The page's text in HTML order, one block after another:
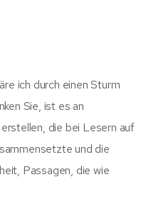
ich durch einen Sturm
Sie, ist es an
die bei Lesern auf
und die
Passagen, die wie